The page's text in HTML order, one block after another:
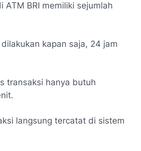
ATM BRI memiliki sejumlah
kapan saja, 24 jam
transaksi hanya butuh
langsung tercatat di sistem